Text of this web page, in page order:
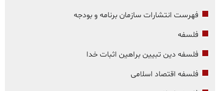
فهرست انتشارات سازمان برنامه و بودجه
فلسفه
فلسفه دین تبیین براهین اثبات خدا
فلسفه اقتصاد اسلامی